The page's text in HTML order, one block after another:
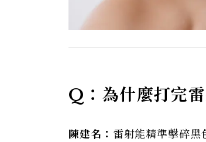
Q：為什麼打完
陳建名： 雷射能精準擊碎